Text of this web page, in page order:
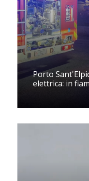
Porto
elettrica: in